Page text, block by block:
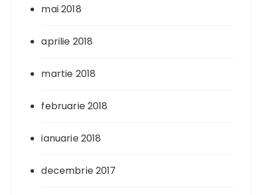
mai 2018
aprilie 2018
martie 2018
februarie 2018
ianuarie 2018
decembrie 2017